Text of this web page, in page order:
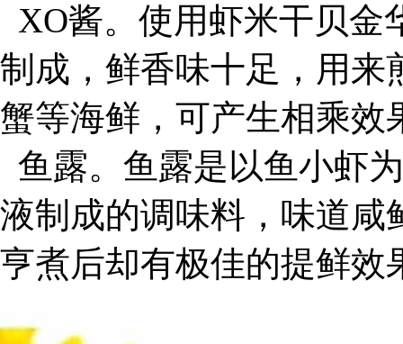
XO酱。使用虾米干贝金
制成，鲜香味十足，用来
蟹等海鲜，可产生相乘效
鱼露。鱼露是以鱼小虾
液制成的调味料，味道咸
亨煮后却有极佳的提鲜效